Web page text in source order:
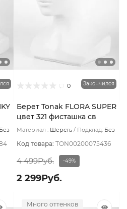
Без
0 Закончился
Берет Tonak FLORA SUPER
цвет 321 фисташка св
Материал : Шерсть Подклад: Без
Код товара: TON00200075436
4 499Руб. -49%
2 299Руб.
Много оттенков